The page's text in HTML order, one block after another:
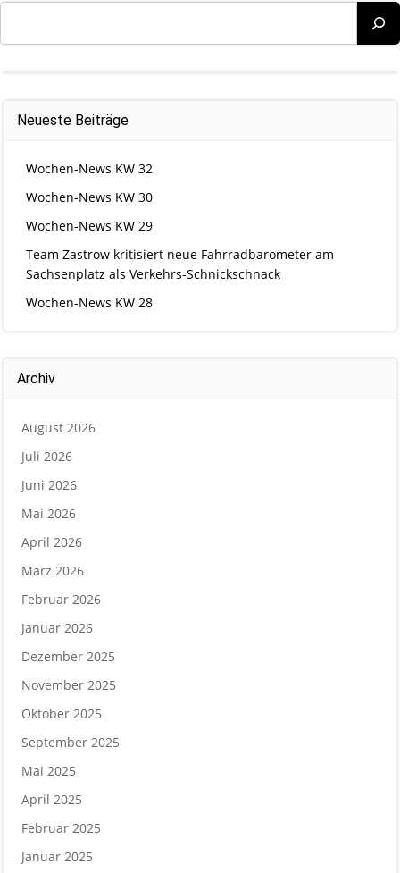
Neueste Beiträge
Wochen-News KW 32
Wochen-News KW 30
Wochen-News KW 29
Team Zastrow kritisiert neue Fahrradbarometer am
Sachsenplatz als Verkehrs-Schnickschnack
Wochen-News KW 28
Archiv
August 2026
Juli 2026
Juni 2026
Mai 2026
April 2026
März 2026
Februar 2026
Januar 2026
Dezember 2025
November 2025
Oktober 2025
September 2025
Mai 2025
April 2025
Februar 2025
Januar 2025